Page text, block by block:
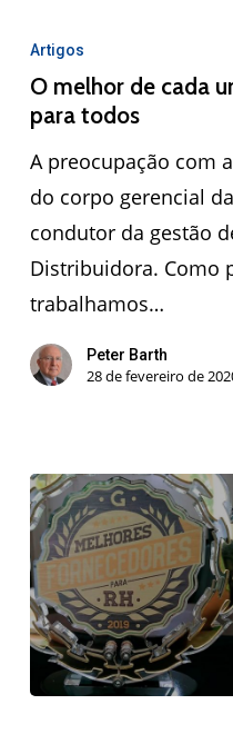
Artigos
O melhor de cada
para todos
A preocupação com
do corpo gerencial
condutor da gestão
Distribuidora. Como
trabalhamos…
Peter Barth
28 de fevereiro de